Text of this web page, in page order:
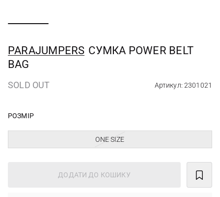
PARAJUMPERS СУМКА POWER BELT
BAG
SOLD OUT Артикул: 2301021
РОЗМІР
ONE SIZE
ДОДАТИ ДО КОШИКУ